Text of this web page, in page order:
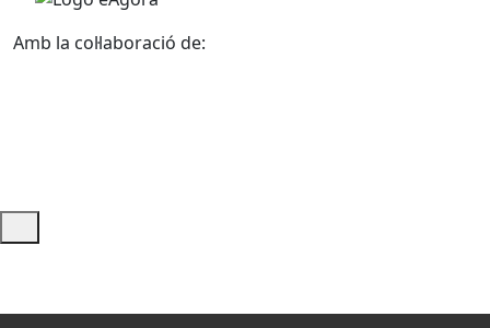
Amb la col·laboració de:
Ajuda i accés ràpid